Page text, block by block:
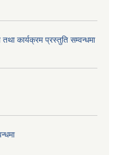
कार्यक्रम प्रस्तुति सम्वन्धमा